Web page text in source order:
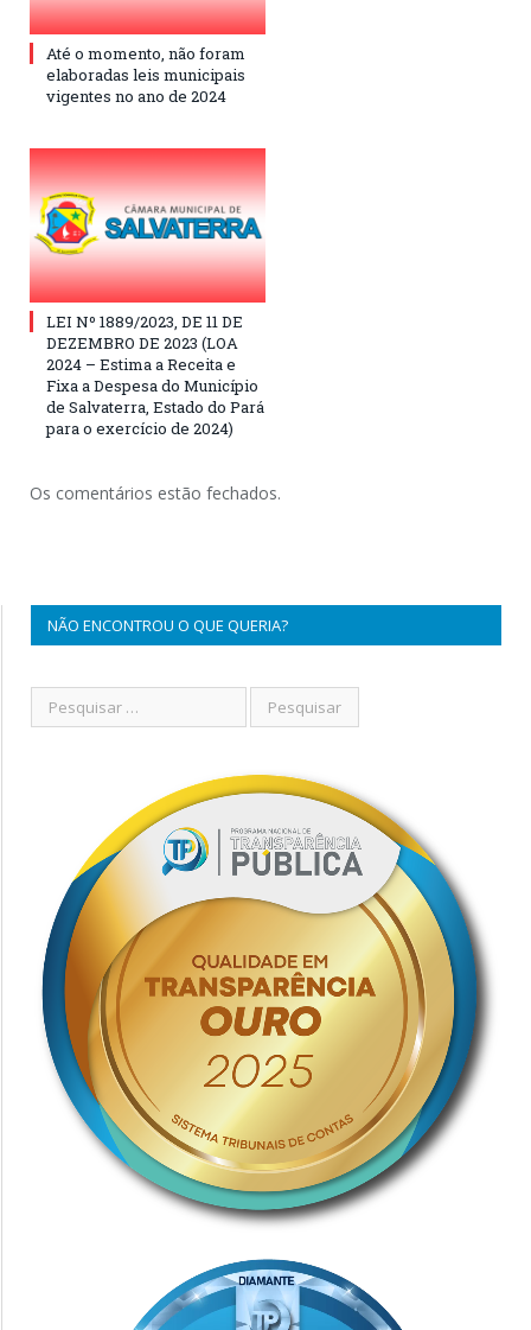
Até o momento, não foram
elaboradas leis municipais
vigentes no ano de 2024
LEI Nº 1889/2023, DE 11 DE
DEZEMBRO DE 2023 (LOA
2024 – Estima a Receita e
Fixa a Despesa do Município
de Salvaterra, Estado do Pará
para o exercício de 2024)
Os comentários estão fechados.
NÃO ENCONTROU O QUE QUERIA?